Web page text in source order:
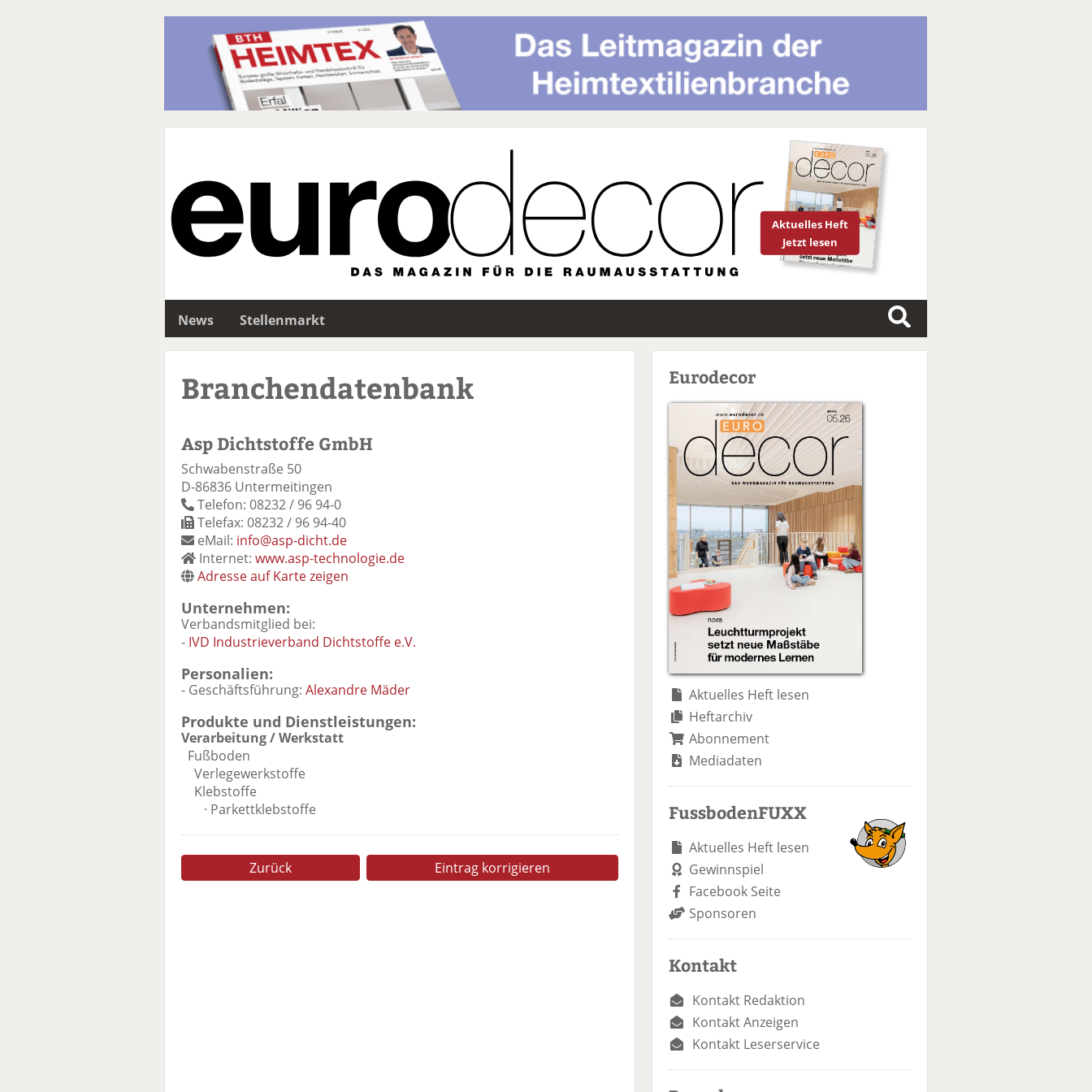
Aktuelles Heft
Jetzt lesen
News
Stellenmarkt
S
u
Branchendatenbank
Asp Dichtstoffe GmbH
Schwabenstraße 50
D-86836 Untermeitingen
Telefon: 08232 / 96 94-0
Telefax: 08232 / 96 94-40
eMail: info@asp-dicht.de
Internet: www.asp-technologie.de
Adresse auf Karte zeigen
Unternehmen:
Verbandsmitglied bei:
- IVD Industrieverband Dichtstoffe e.V.
Personalien:
- Geschäftsführung: Alexandre Mäder
Produkte und Dienstleistungen:
Verarbeitung / Werkstatt
Fußboden
Verlegewerkstoffe
Klebstoffe
· Parkettklebstoffe
Zurück Eintrag korrigieren
Eurodecor
Aktuelles Heft lesen
Heftarchiv
Abonnement
Mediadaten
FussbodenFUXX
Aktuelles Heft lesen
Gewinnspiel
Facebook Seite
Sponsoren
Kontakt
Kontakt Redaktion
Kontakt Anzeigen
Kontakt Leserservice